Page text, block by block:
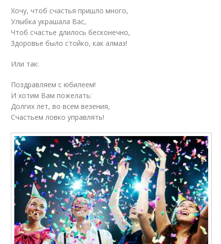
Хочу, чтоб счастья пришло много,
Улыбка украшала Вас,
Чтоб счастье длилось бесконечно,
Здоровье было стойко, как алмаз!
Или так:
Поздравляем с юбилеем!
И хотим Вам пожелать:
Долгих лет, во всем везения,
Счастьем ловко управлять!